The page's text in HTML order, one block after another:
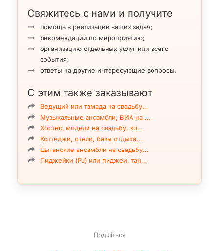
Свяжитесь с нами и получите
помощь в реализации ваших задач;
рекомендации по мероприятию;
организацию отдельных услуг или всего
события;
ответы на другие интересующие вопросы.
С этим также заказывают
Ведущий или тамада на свадьбу…
Музыкальные ансамбли, ВИА на …
Хостес, модели на свадьбу, ко…
Коттеджи, отели, базы отдыха,…
Цыганские ансамбли на свадьбу…
Пиджейки (PJ) или пиджеи, тан…
Поділіться